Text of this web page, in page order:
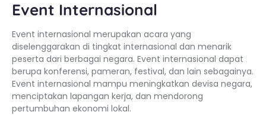
Event Internasional
Event internasional merupakan acara yang
diselenggarakan di tingkat internasional dan menarik
peserta dari berbagai negara. Event internasional dapat
berupa konferensi, pameran, festival, dan lain sebagainya.
Event internasional mampu meningkatkan devisa negara,
menciptakan lapangan kerja, dan mendorong
pertumbuhan ekonomi lokal.